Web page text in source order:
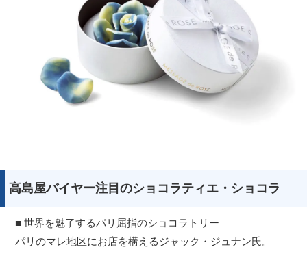
高島屋バイヤー注目のショコラティエ・ショコラ
■ 世界を魅了するパリ屈指のショコラトリー
パリのマレ地区にお店を構えるジャック・ジュナン氏。